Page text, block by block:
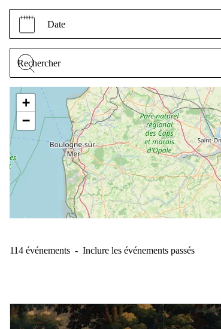
Date
+
−
114 événements - Inclure les événements passés